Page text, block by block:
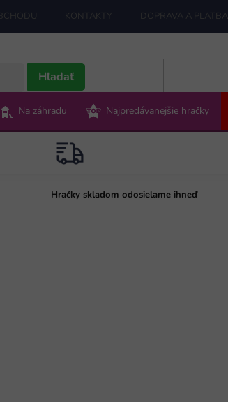
KONTAKTY DOPRAVA A PLATBA
Hľadať
Na záhradu Najpredávanejšie hračky
Hračky skladom odosielame ihneď